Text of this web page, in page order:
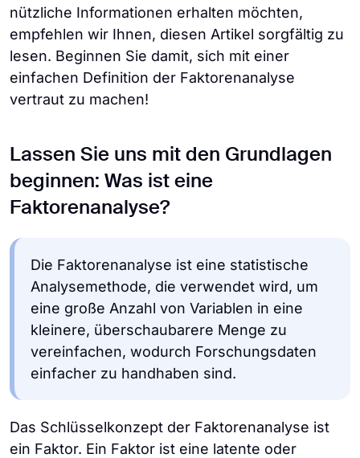
nützliche Informationen erhalten möchten,
empfehlen wir Ihnen, diesen Artikel sorgfältig zu
lesen. Beginnen Sie damit, sich mit einer
einfachen Definition der Faktorenanalyse
vertraut zu machen!
Lassen Sie uns mit den Grundlagen
beginnen: Was ist eine
Faktorenanalyse?
Die Faktorenanalyse ist eine statistische
Analysemethode, die verwendet wird, um
eine große Anzahl von Variablen in eine
kleinere, überschaubarere Menge zu
vereinfachen, wodurch Forschungsdaten
einfacher zu handhaben sind.
Das Schlüsselkonzept der Faktorenanalyse ist
ein Faktor. Ein Faktor ist eine latente oder